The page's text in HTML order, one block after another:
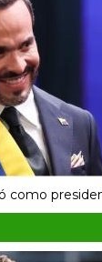
como